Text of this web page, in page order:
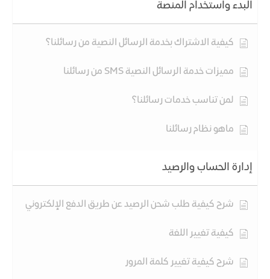
البدء واستخدام المنصة
كيفية الاشتراك بخدمة الرسائل النصية من رسائلنا؟
مميزات خدمة الرسائل النصية SMS من رسائلنا
لمن تناسب خدمات رسائلنا؟
ماهو نظام رسائلنا
إدارة الحساب والرصيد
شرح كيفية طلب شحن الرصيد عن طريق الدفع الإلكتروني
كيفية تغيير اللغة
شرح كيفية تغيير كلمة المرور